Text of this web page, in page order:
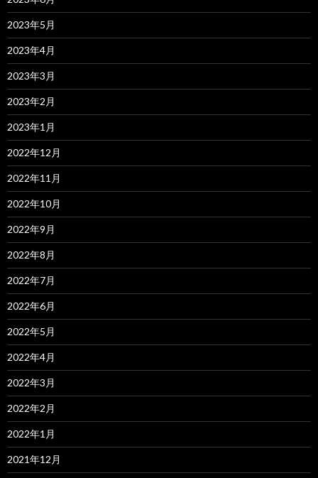
2023年5月
2023年4月
2023年3月
2023年2月
2023年1月
2022年12月
2022年11月
2022年10月
2022年9月
2022年8月
2022年7月
2022年6月
2022年5月
2022年4月
2022年3月
2022年2月
2022年1月
2021年12月